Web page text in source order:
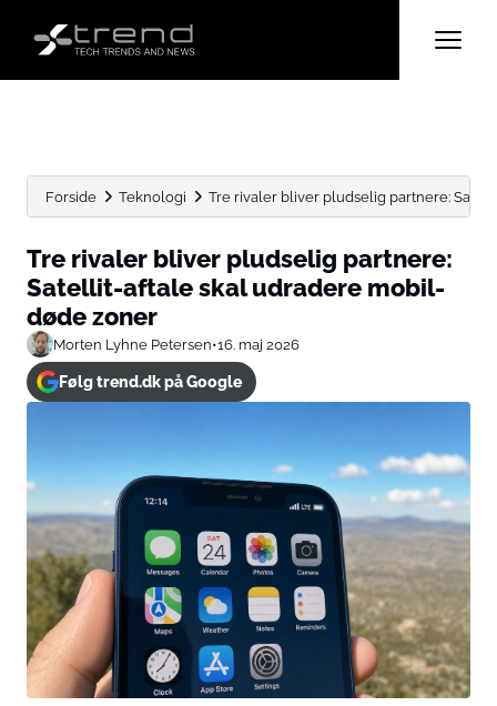
Forside Teknologi Tre rivaler bliver pludselig partnere:
Tre rivaler bliver pludselig partnere:
Satellit-aftale skal udradere mobil-
døde zoner
Morten Lyhne Petersen•16. maj 2026
Følg trend.dk på Google